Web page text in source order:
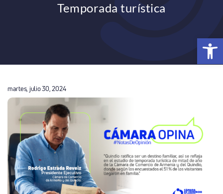
Abrir
Temporada turística
martes, julio 30, 2024